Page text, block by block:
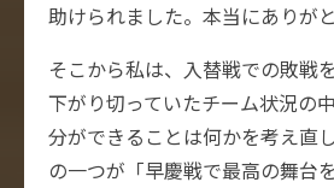
助けられました。本当にありがと
そこから私は、入替戦での敗戦
下がり切っていたチーム状況の
分ができることは何かを考え直
の一つが「早慶戦で最高の舞台